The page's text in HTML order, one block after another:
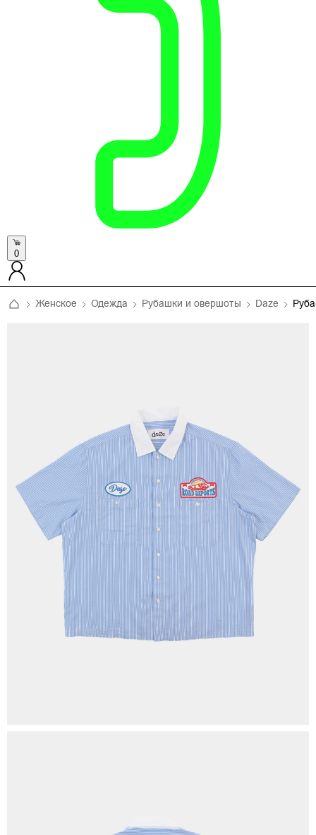
0
Женское Одежда Рубашки и овершоты Daze